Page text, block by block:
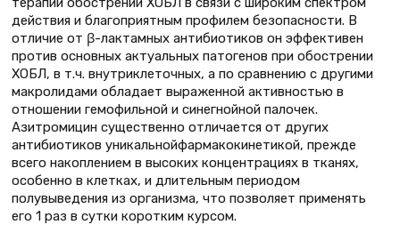
действия и благоприятным профилем безопасности. В
отличие от β-лактамных антибиотиков он эффективен
против основных актуальных патогенов при обострении
ХОБЛ, в т.ч. внутриклеточных, а по сравнению с другими
макролидами обладает выраженной активностью в
отношении гемофильной и синегнойной палочек.
Азитромицин существенно отличается от других
антибиотиков уникальнойфармакокинетикой, прежде
всего накоплением в высоких концентрациях в тканях,
особенно в клетках, и длительным периодом
полувыведения из организма, что позволяет применять
его 1 раз в сутки коротким курсом.